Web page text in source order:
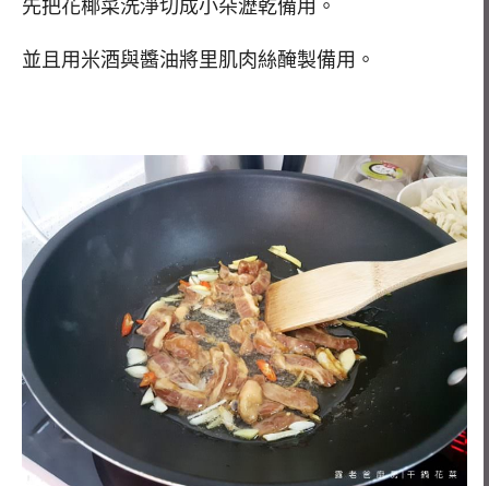
先把花椰菜洗淨切成小朵瀝乾備用。
並且用米酒與醬油將里肌肉絲醃製備用。